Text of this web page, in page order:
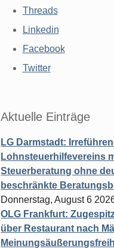
Threads
Linkedin
Facebook
Twitter
Aktuelle Einträge
LG Darmstadt:
Lohnsteuerhilfevereins
Steuerberatung ohne
beschränkte
Donnerstag, August 6
OLG Frankfurt:
über Restaurant nach